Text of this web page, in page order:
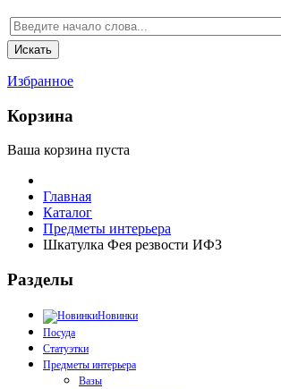
Избранное
Корзина
Ваша корзина пуста
Главная
Каталог
Предметы интерьера
Шкатулка Фея резвости ИФЗ
Разделы
Новинки
Посуда
Статуэтки
Предметы интерьера
Вазы